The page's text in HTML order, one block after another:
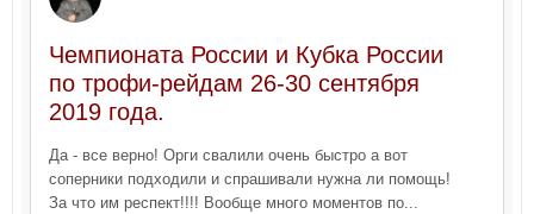
Чемпионата России и Кубка России
по трофи-рейдам 26-30 сентября
2019 года.
Да - все верно! Орги свалили очень быстро а вот
соперники подходили и спрашивали нужна ли помощь!
За что им респект!!!! Вообще много моментов по...